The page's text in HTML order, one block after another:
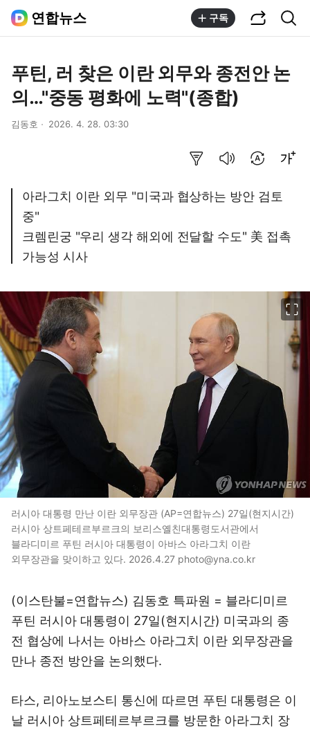
연합뉴스 구독
푸틴, 러 찾은 이란 외무와 종전안 논
의…"중동 평화에 노력"(종합)
김동호 2026. 4. 28. 03:30
아라그치 이란 외무 "미국과 협상하는 방안 검토
중"
크렘린궁 "우리 생각 해외에 전달할 수도" 美 접촉
가능성 시사
러시아 대통령 만난 이란 외무장관 (AP=연합뉴스) 27일(현지시간)
러시아 상트페테르부르크의 보리스옐친대통령도서관에서
블라디미르 푸틴 러시아 대통령이 아바스 아라그치 이란
외무장관을 맞이하고 있다. 2026.4.27 photo@yna.co.kr
(이스탄불=연합뉴스) 김동호 특파원 = 블라디미르
푸틴 러시아 대통령이 27일(현지시간) 미국과의 종
전 협상에 나서는 아바스 아라그치 이란 외무장관을
만나 종전 방안을 논의했다.
타스, 리아노보스티 통신에 따르면 푸틴 대통령은 이
날 러시아 상트페테르부르크를 방문한 아라그치 장